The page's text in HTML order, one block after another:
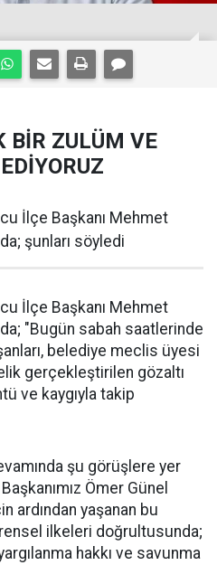
BİR ZULÜM VE
İlçe Başkanı Mehmet
şunları söyledi
İlçe Başkanı Mehmet
"Bugün sabah saatlerinde
belediye meclis üyesi
gerçekleştirilen gözaltı
ve kaygıyla takip
şu görüşlere yer
Ömer Günel
ardından yaşanan bu
ilkeleri doğrultusunda;
hakkı ve savunma